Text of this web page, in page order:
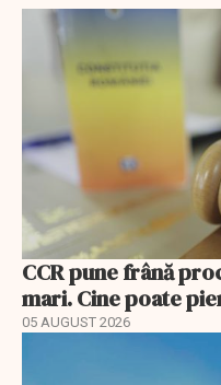
CCR pune frână
mari. Cine poate
05 AUGUST 2026